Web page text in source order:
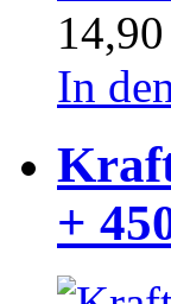
In
+